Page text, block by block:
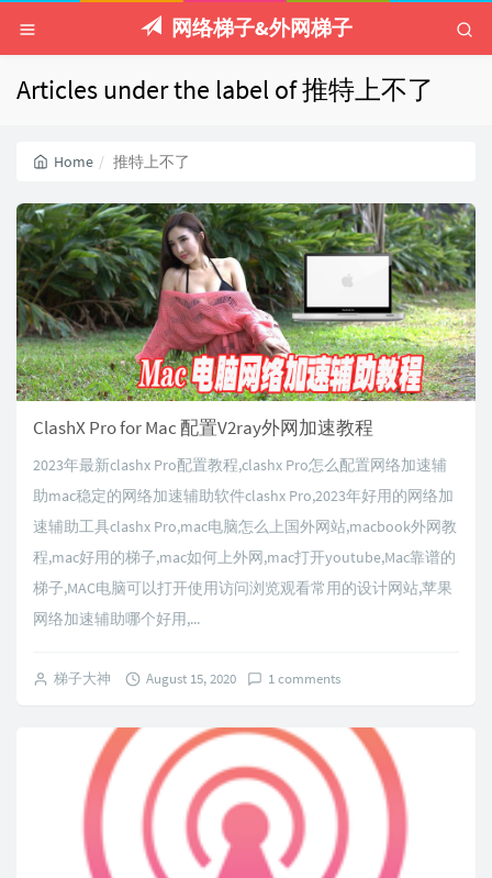
网络梯子&外网梯子
Articles under the label of 推特上不了
Home 推特上不了
ClashX Pro for Mac 配置V2ray外网加速教程
2023年最新clashx Pro配置教程,clashx Pro怎么配置网络加速辅
助mac稳定的网络加速辅助软件clashx Pro,2023年好用的网络加
速辅助工具clashx Pro,mac电脑怎么上国外网站,macbook外网教
程,mac好用的梯子,mac如何上外网,mac打开youtube,Mac靠谱的
梯子,MAC电脑可以打开使用访问浏览观看常用的设计网站,苹果
网络加速辅助哪个好用,...
梯子大神 August 15, 2020 1 comments